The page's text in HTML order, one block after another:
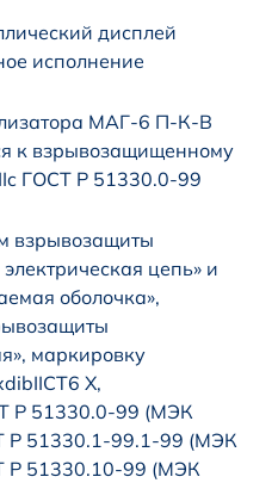
дисплей
исполнение
МАГ-6 П-К-В
к взрывозащищенному
ГОСТ Р 51330.0-99
взрывозащиты
цепь» и
оболочка»,
маркировку
X,
Р 51330.0-99 (МЭК
Р 51330.1-99.1-99 (МЭК
Р 51330.10-99 (МЭК